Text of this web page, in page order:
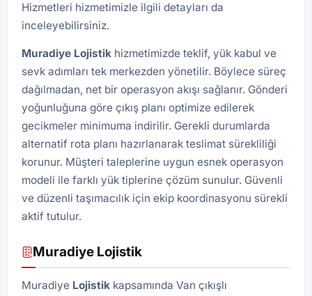
Hizmetleri hizmetimizle ilgili detayları da
inceleyebilirsiniz.
Muradiye Lojistik hizmetimizde teklif, yük kabul ve
sevk adımları tek merkezden yönetilir. Böylece süreç
dağılmadan, net bir operasyon akışı sağlanır. Gönderi
yoğunluğuna göre çıkış planı optimize edilerek
gecikmeler minimuma indirilir. Gerekli durumlarda
alternatif rota planı hazırlanarak teslimat sürekliliği
korunur. Müşteri taleplerine uygun esnek operasyon
modeli ile farklı yük tiplerine çözüm sunulur. Güvenli
ve düzenli taşımacılık için ekip koordinasyonu sürekli
aktif tutulur.
Muradiye Lojistik
Muradiye Lojistik kapsamında Van çıkışlı